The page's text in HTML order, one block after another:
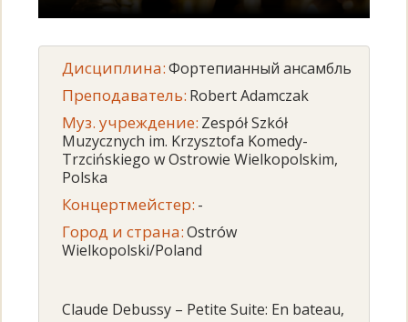
Дисциплина:Фортепианный ансамбль
Преподаватель: Robert Adamczak
Муз. учреждение: Zespół Szkół
Muzycznych im. Krzysztofa Komedy-
Trzcińskiego w Ostrowie Wielkopolskim,
Polska
Концертмейстер: -
Город и страна:Ostrów
Wielkopolski/Poland
Claude Debussy – Petite Suite: En bateau,